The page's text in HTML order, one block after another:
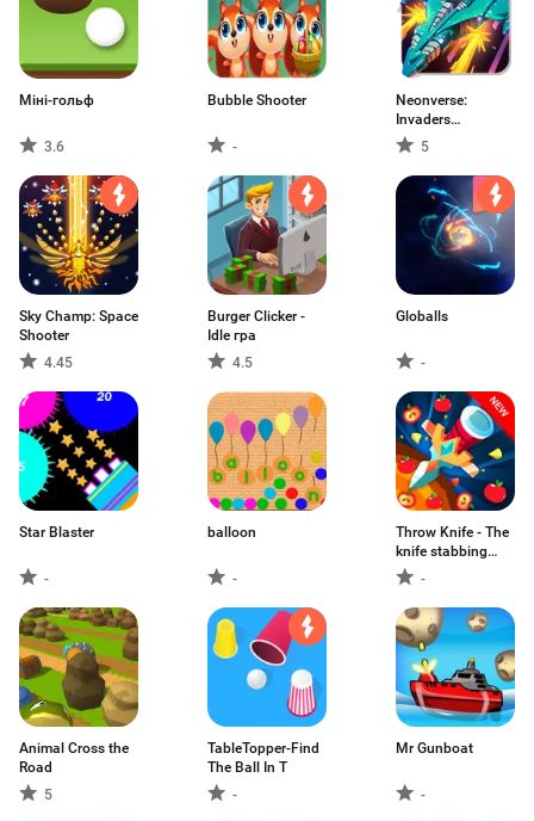
Міні-гольф
3.6
Bubble Shooter
-
Neonverse:
Invaders
Shoot'EmUp
5
Sky Champ: Space
Shooter
4.45
Burger Clicker -
Idle гра
4.5
Globalls
-
Star Blaster
-
balloon
-
Throw Knife - The
knife stabbing
challenge
-
Animal Cross the
Road
5
TableTopper-Find
The Ball In T
-
Mr Gunboat
-